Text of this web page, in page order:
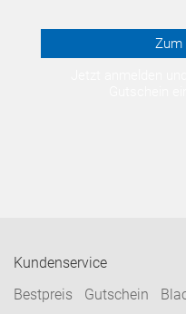
Zum
Kundenservice
Bestpreis
Gutschein